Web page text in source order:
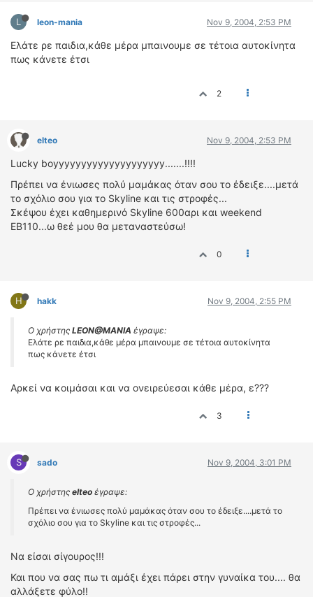
L leon-mania Nov 9, 2004, 2:53 PM
Ελάτε ρε παιδια,κάθε μέρα μπαινουμε σε τέτοια αυτοκίνητα
πως κάνετε έτσι
2
elteo Nov 9, 2004, 2:53 PM
Lucky boyyyyyyyyyyyyyyyyyyyy.......!!!!
Πρέπει να ένιωσες πολύ μαμάκας όταν σου το έδειξε....μετά
το σχόλιο σου για το Skyline και τις στροφές...
Σκέψου έχει καθημερινό Skyline 600αρι και weekend
ΕΒ110...ω θεέ μου θα μεταναστεύσω!
0
H hakk Nov 9, 2004, 2:55 PM
Ο χρήστης LEON@MANIA έγραψε:
Ελάτε ρε παιδια,κάθε μέρα μπαινουμε σε τέτοια αυτοκίνητα
πως κάνετε έτσι
Αρκεί να κοιμάσαι και να ονειρεύεσαι κάθε μέρα, ε???
3
S sado Nov 9, 2004, 3:01 PM
Ο χρήστης elteo έγραψε:
Πρέπει να ένιωσες πολύ μαμάκας όταν σου το έδειξε....μετά το
σχόλιο σου για το Skyline και τις στροφές...
Να είσαι σίγουρος!!!
Και που να σας πω τι αμάξι έχει πάρει στην γυναίκα του.... θα
αλλάξετε φύλο!!